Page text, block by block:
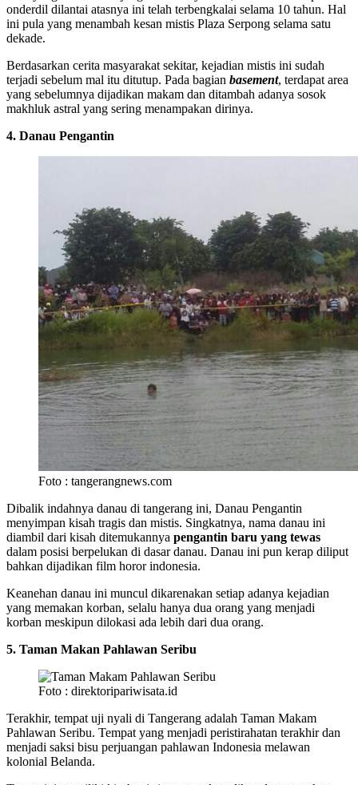
onderdil dilantai atasnya ini telah terbengkalai selama 10 tahun. Hal
ini pula yang menambah kesan mistis Plaza Serpong selama satu
dekade.
Berdasarkan cerita masyarakat sekitar, kejadian mistis ini sudah
terjadi sebelum mal itu ditutup. Pada bagian basement, terdapat area
yang sebelumnya dijadikan makam dan ditambah adanya sosok
makhluk astral yang sering menampakan dirinya.
4. Danau Pengantin
Foto : tangerangnews.com
Dibalik indahnya danau di tangerang ini, Danau Pengantin
menyimpan kisah tragis dan mistis. Singkatnya, nama danau ini
diambil dari kisah ditemukannya pengantin baru yang tewas
dalam posisi berpelukan di dasar danau. Danau ini pun kerap diliput
bahkan dijadikan film horor indonesia.
Keanehan danau ini muncul dikarenakan setiap adanya kejadian
yang memakan korban, selalu hanya dua orang yang menjadi
korban meskipun dilokasi ada lebih dari dua orang.
5. Taman Makan Pahlawan Seribu
Foto : direktoripariwisata.id
Terakhir, tempat uji nyali di Tangerang adalah Taman Makam
Pahlawan Seribu. Tempat yang menjadi peristirahatan terakhir dan
menjadi saksi bisu perjuangan pahlawan Indonesia melawan
kolonial Belanda.